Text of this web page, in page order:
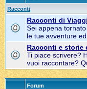
Racconti
Racconti di
Sei appena
le tue avventure
Racconti e storie
Ti piace scrivere?
vuoi raccontare?
Forum